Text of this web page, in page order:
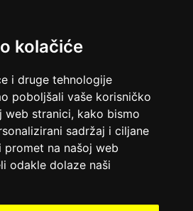
kolačiće
i druge tehnologije
poboljšali vaše korisničko
web stranici, kako bismo
sadržaj i ciljane
promet na našoj web
odakle dolaze naši